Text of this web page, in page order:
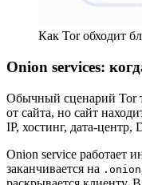
Как Tor обходит
Onion services:
Обычный сценарий Tor
от сайта, но сайт
IP, хостинг, дата-центр,
Onion service работает
заканчивается на .onion